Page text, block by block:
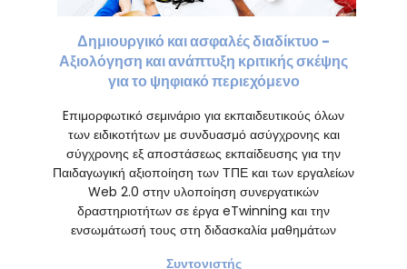
Δημιουργικό και ασφαλές διαδίκτυο -
Αξιολόγηση και ανάπτυξη κριτικής σκέψης
για το ψηφιακό περιεχόμενο
Eπιμορφωτικό σεμινάριο για εκπαιδευτικούς όλων
των ειδικοτήτων με συνδυασμό ασύγχρονης και
σύγχρονης εξ αποστάσεως εκπαίδευσης για την
Παιδαγωγική αξιοποίηση των ΤΠΕ και των εργαλείων
Web 2.0 στην υλοποίηση συνεργατικών
δραστηριοτήτων σε έργα eTwinning και την
ενσωμάτωσή τους στη διδασκαλία μαθημάτων
Συντονιστής